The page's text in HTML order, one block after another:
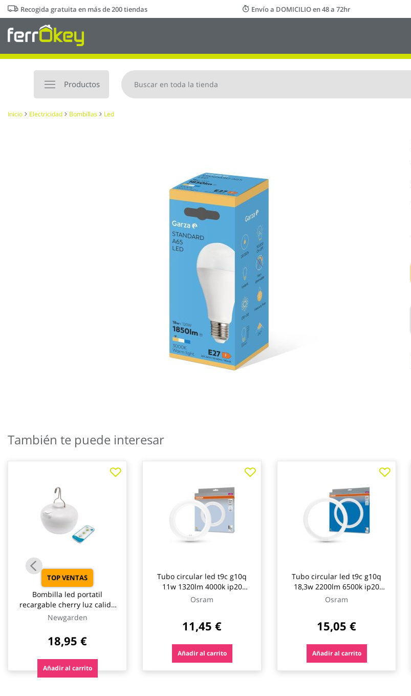
Ir
al
contenido
Recogida gratuita en más de 200 tiendas Envío a DOMICILIO en 48 a 72hr
Productos
Inicio Electricidad Bombillas Led
comienzo
de
También te puede interesar
TOP VENTAS
Bombilla led portatil
recargable cherry luz calida
900lm 9w newgarden
Newgarden
18,95 €
Añadir al carrito
Tubo circular led t9c g10q
11w 1320lm 4000k ip20
osram
Osram
11,45 €
Añadir al carrito
Tubo circular led t9c g10q
18,3w 2200lm 6500k ip20
osram
Osram
15,05 €
Añadir al carrito